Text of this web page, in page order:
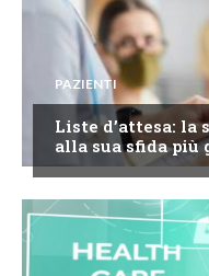
PAZIENTI
Liste d’attesa:
alla sua sfida più